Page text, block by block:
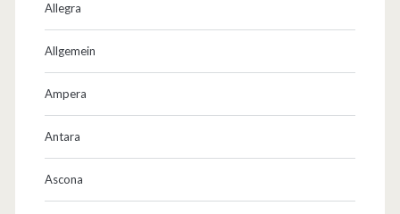
Allegra
Allgemein
Ampera
Antara
Ascona